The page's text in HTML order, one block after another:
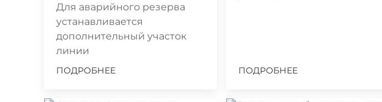
Для аварийного резерва
устанавливается
дополнительный участок
линии
ПОДРОБНЕЕ ПОДРОБНЕЕ